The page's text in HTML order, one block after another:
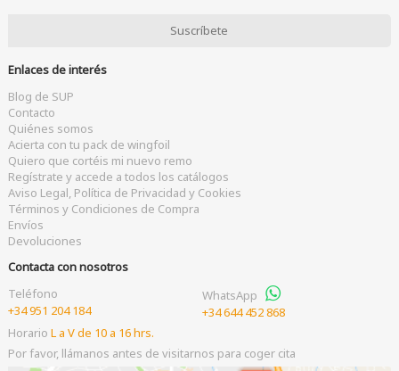
Enlaces de interés
Blog de SUP
Contacto
Quiénes somos
Acierta con tu pack de wingfoil
Quiero que cortéis mi nuevo remo
Regístrate y accede a todos los catálogos
Aviso Legal, Política de Privacidad y Cookies
Términos y Condiciones de Compra
Envíos
Devoluciones
Contacta con nosotros
Teléfono
+34 951 204 184
WhatsApp
+34 644 452 868
Horario L a V de 10 a 16 hrs.
Por favor, llámanos antes de visitarnos para coger cita